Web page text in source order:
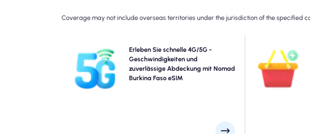
Coverage may not include overseas territories under the jurisdiction of the specified
Erleben Sie schnelle 4G/5G -
Geschwindigkeiten und
zuverlässige Abdeckung mit Nomad
Burkina Faso eSIM
Erleben Sie Blazing-Fast 4G Konnektivität mit Nomads
Burkina Faso Travel eSIM. Bitte überprüfen Sie Ihre
Plandetails auf eine bestimmte Verfügbarkeit und
Geschwindigkeit der Netzwerke, da die Deckung je nach
Benötigen Sie
Kaufen Sie
eSIM, um
genießen.
Add-On